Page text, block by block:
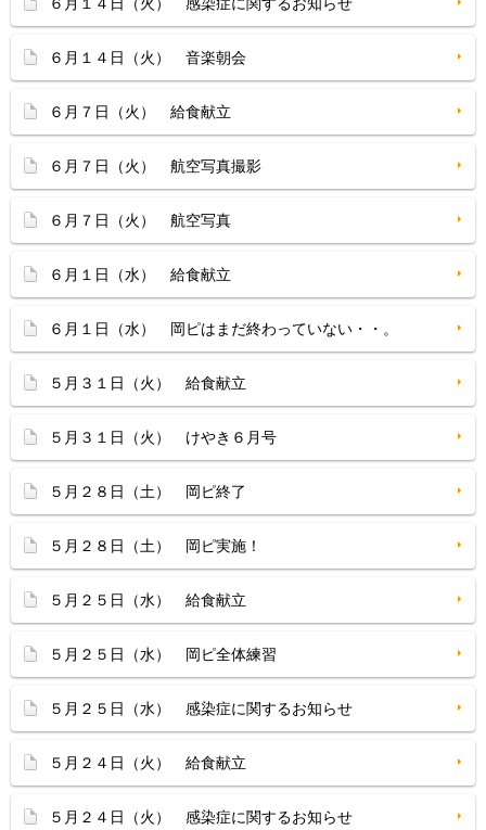
６月１４日（火） 音楽朝会
６月７日（火） 給食献立
６月７日（火） 航空写真撮影
６月７日（火） 航空写真
６月１日（水） 給食献立
６月１日（水） 岡ピはまだ終わっていない・・。
５月３１日（火） 給食献立
５月３１日（火） けやき６月号
５月２８日（土） 岡ピ終了
５月２８日（土） 岡ピ実施！
５月２５日（水） 給食献立
５月２５日（水） 岡ピ全体練習
５月２５日（水） 感染症に関するお知らせ
５月２４日（火） 給食献立
５月２４日（火） 感染症に関するお知らせ